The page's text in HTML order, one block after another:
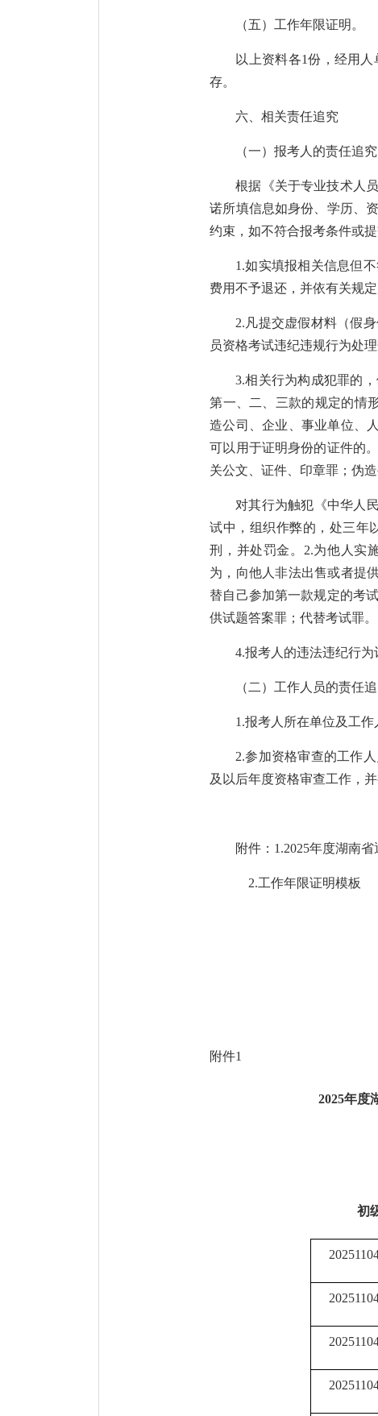
（五）工作年限证明。
以上资料各1份，经用
存。
六、相关责任追究
（一）报考人的责任追究
根据《关于专业技术人
诺所填信息如身份、学历、
约束，如不符合报考条件或
1.如实填报相关信息但
费用不予退还，并依有关规定
2.凡提交虚假材料（假
员资格考试违纪违规行为处
3.相关行为构成犯罪的
第一、二、三款的规定的情
造公司、企业、事业单位、
可以用于证明身份的证件的
关公文、证件、印章罪；伪
对其行为触犯《中华人
试中，组织作弊的，处三年
刑，并处罚金。2.为他人实
为，向他人非法出售或者提
替自己参加第一款规定的考
供试题答案罪；代替考试罪。
4.报考人的违法违纪行
（二）工作人员的责任
1.报考人所在单位及工
2.参加资格审查的工作
及以后年度资格审查工作，
附件： 1.2025年度湖南
2.工作年限证明模板
附件1
2025年度
初